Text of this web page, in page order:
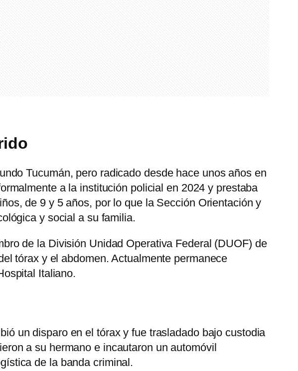
Tucumán, pero radicado desde hace unos años en
a la institución policial en 2024 y prestaba
de 9 y 5 años, por lo que la Sección Orientación y
y social a su familia.
de la División Unidad Operativa Federal (DUOF) de
tórax y el abdomen. Actualmente permanece
Italiano.
un disparo en el tórax y fue trasladado bajo custodia
a su hermano e incautaron un automóvil
de la banda criminal.